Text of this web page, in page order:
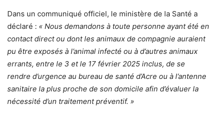
Dans un communiqué officiel, le ministère de la Santé a
déclaré : « Nous demandons à toute personne ayant été en
contact direct ou dont les animaux de compagnie auraient
pu être exposés à l’animal infecté ou à d’autres animaux
errants, entre le 3 et le 17 février 2025 inclus, de se
rendre d’urgence au bureau de santé d’Acre ou à l’antenne
sanitaire la plus proche de son domicile afin d’évaluer la
nécessité d’un traitement préventif. »